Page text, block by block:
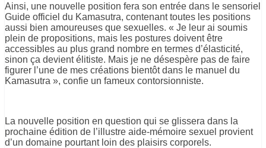
Ainsi, une nouvelle position fera son entrée dans le sensoriel
Guide officiel du Kamasutra, contenant toutes les positions
aussi bien amoureuses que sexuelles. « Je leur ai soumis
plein de propositions, mais les postures doivent être
accessibles au plus grand nombre en termes d’élasticité,
sinon ça devient élitiste. Mais je ne désespère pas de faire
figurer l’une de mes créations bientôt dans le manuel du
Kamasutra », confie un fameux contorsionniste.
La nouvelle position en question qui se glissera dans la
prochaine édition de l’illustre aide-mémoire sexuel provient
d’un domaine pourtant loin des plaisirs corporels.